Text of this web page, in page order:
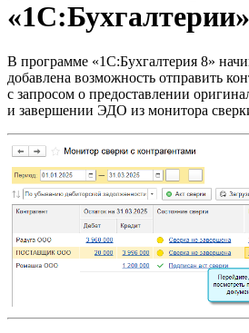
«1С:Бухгалтерии»
В программе «1С:Бухгалтерия 8»
добавлена возможность отправить
с запросом о предоставлении
и завершении ЭДО из монитора